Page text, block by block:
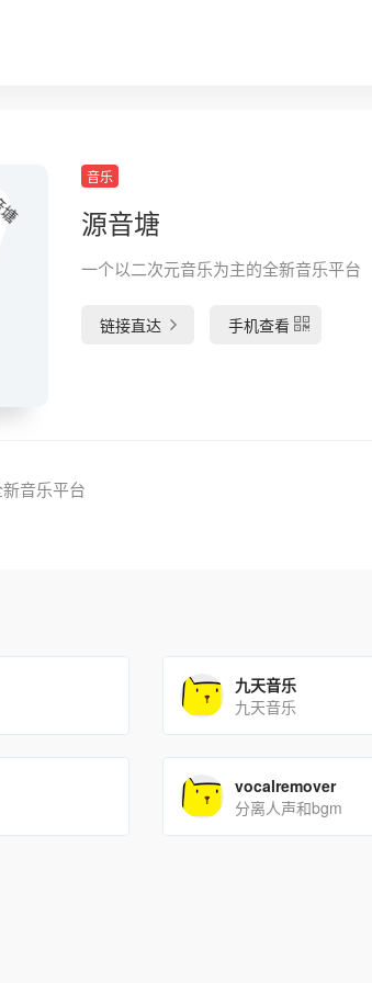
音乐
源音塘
一个以二次元音乐为主的全新音乐平台
链接直达 手机查看
音乐平台
九天音乐
九天音乐
vocalremover
分离人声和bgm